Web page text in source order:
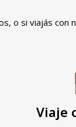
o si viajás con
Viaje